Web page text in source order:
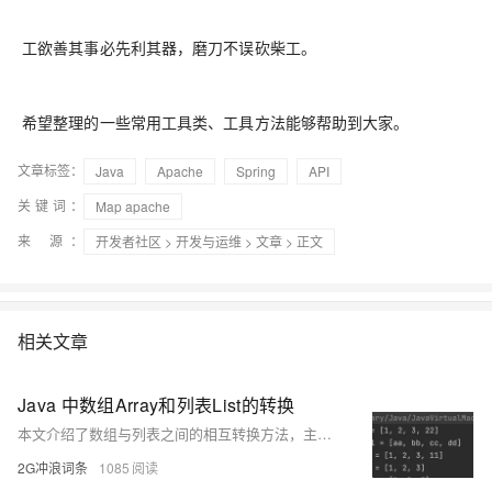
工欲善其事必先利其器，磨刀不误砍柴工。
希望整理的一些常用工具类、工具方法能够帮助到大家。
文章标签： Java Apache Spring
API
关键词：
Map apache
来 源：
开发者社区 > 开发与运维 > 文章 > 正文
相关文章
Java 中数组Array和列表List的转换
本文介绍了数组与列表之间的相互转换方法，主要包括三部分：1）使用`Collections.addAll()`方法将数组转为列表，适用于引用类型，效率较高；2）通过`new ArrayList&lt;&gt;()`构造器结合`Arrays.asList()`实现类似功能；3）利用JDK8的`Stream`流式计算，支持基本数据类型数组的转换。此外，还详细讲解了列表转数组的方法，如借助`Stream`实现不同类型数组间的转换，并附带代码示例与执行结果，帮助读者深入理解两种数据结构的互转技巧。
2G冲浪词条 1085